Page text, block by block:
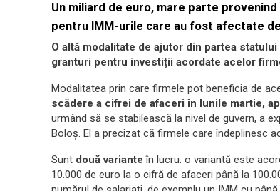
Un miliard de euro, mare parte
pentru IMM-urile care au fost afectate
O altă modalitate de ajutor din partea
granturi pentru investiții acordate acelor
Modalitatea prin care firmele pot beneficia de
scădere a cifrei de afaceri în lunile martie,
urmând să se stabilească la nivel de guvern, a
Boloș. El a precizat că firmele care îndeplinesc
Sunt două variante în lucru: o variantă este
10.000 de euro la o cifră de afaceri până la